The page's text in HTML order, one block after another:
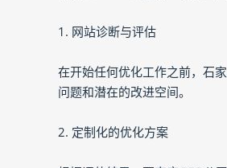
1. 网站诊断与评估
在开始任何优化工作之前，石
问题和潜在的改进空间。
2. 定制化的优化方案